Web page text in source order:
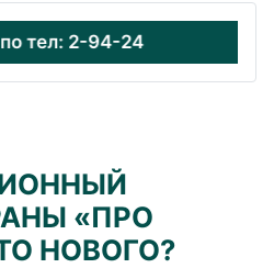
2-94-24
«ПРО
НОВОГО?